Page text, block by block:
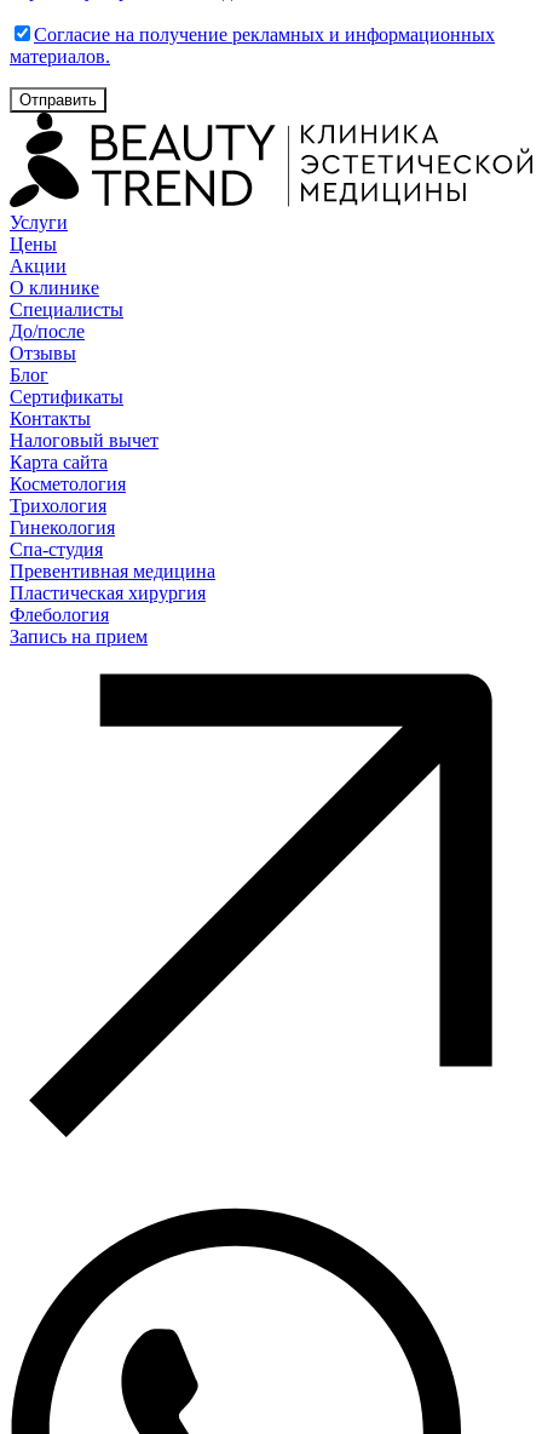
Согласие на получение рекламных и информационных
материалов.
Отправить
Услуги
Цены
Акции
О клинике
Специалисты
До/после
Отзывы
Блог
Сертификаты
Контакты
Налоговый вычет
Карта сайта
Косметология
Трихология
Гинекология
Спа-студия
Превентивная медицина
Пластическая хирургия
Флебология
Запись на прием